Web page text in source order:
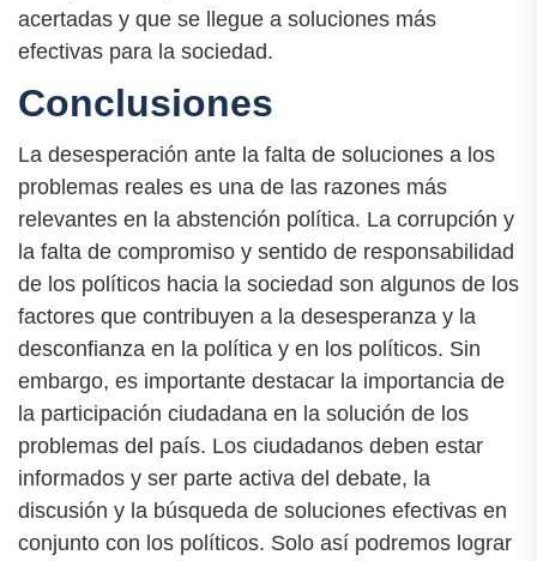
acertadas y que se llegue a soluciones más
efectivas para la sociedad.
Conclusiones
La desesperación ante la falta de soluciones a los
problemas reales es una de las razones más
relevantes en la abstención política. La corrupción y
la falta de compromiso y sentido de responsabilidad
de los políticos hacia la sociedad son algunos de los
factores que contribuyen a la desesperanza y la
desconfianza en la política y en los políticos. Sin
embargo, es importante destacar la importancia de
la participación ciudadana en la solución de los
problemas del país. Los ciudadanos deben estar
informados y ser parte activa del debate, la
discusión y la búsqueda de soluciones efectivas en
conjunto con los políticos. Solo así podremos lograr